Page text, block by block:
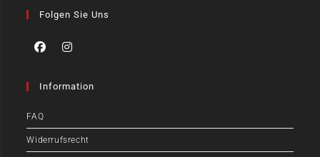
Folgen Sie Uns
Information
FAQ
Widerrufsrecht